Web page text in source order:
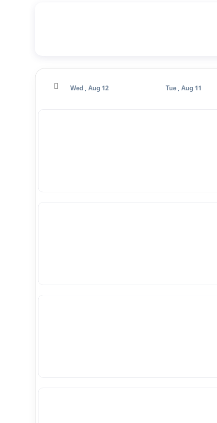
Wed , Aug 12